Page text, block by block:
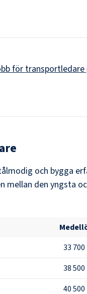
förtransportledare
och bygga
mellan den yngsta
33
38
40